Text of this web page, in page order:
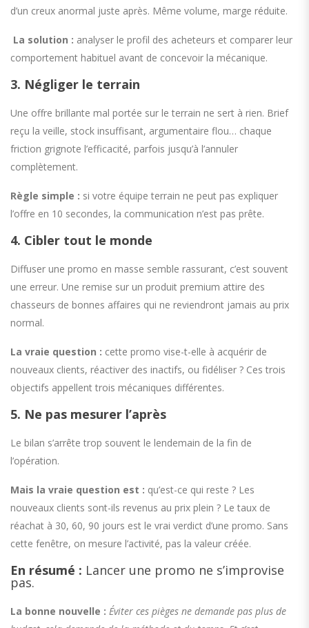
d’un creux anormal juste après. Même volume, marge réduite.
La solution : analyser le profil des acheteurs et comparer leur
comportement habituel avant de concevoir la mécanique.
3. Négliger le terrain
Une offre brillante mal portée sur le terrain ne sert à rien. Brief
reçu la veille, stock insuffisant, argumentaire flou… chaque
friction grignote l’efficacité, parfois jusqu’à l’annuler
complètement.
Règle simple : si votre équipe terrain ne peut pas expliquer
l’offre en 10 secondes, la communication n’est pas prête.
4. Cibler tout le monde
Diffuser une promo en masse semble rassurant, c’est souvent
une erreur. Une remise sur un produit premium attire des
chasseurs de bonnes affaires qui ne reviendront jamais au prix
normal.
La vraie question : cette promo vise-t-elle à acquérir de
nouveaux clients, réactiver des inactifs, ou fidéliser ? Ces trois
objectifs appellent trois mécaniques différentes.
5. Ne pas mesurer l’après
Le bilan s’arrête trop souvent le lendemain de la fin de
l’opération.
Mais la vraie question est : qu’est-ce qui reste ? Les
nouveaux clients sont-ils revenus au prix plein ? Le taux de
réachat à 30, 60, 90 jours est le vrai verdict d’une promo. Sans
cette fenêtre, on mesure l’activité, pas la valeur créée.
En résumé : Lancer une promo ne s’improvise
pas.
La bonne nouvelle : Éviter ces pièges ne demande pas plus de